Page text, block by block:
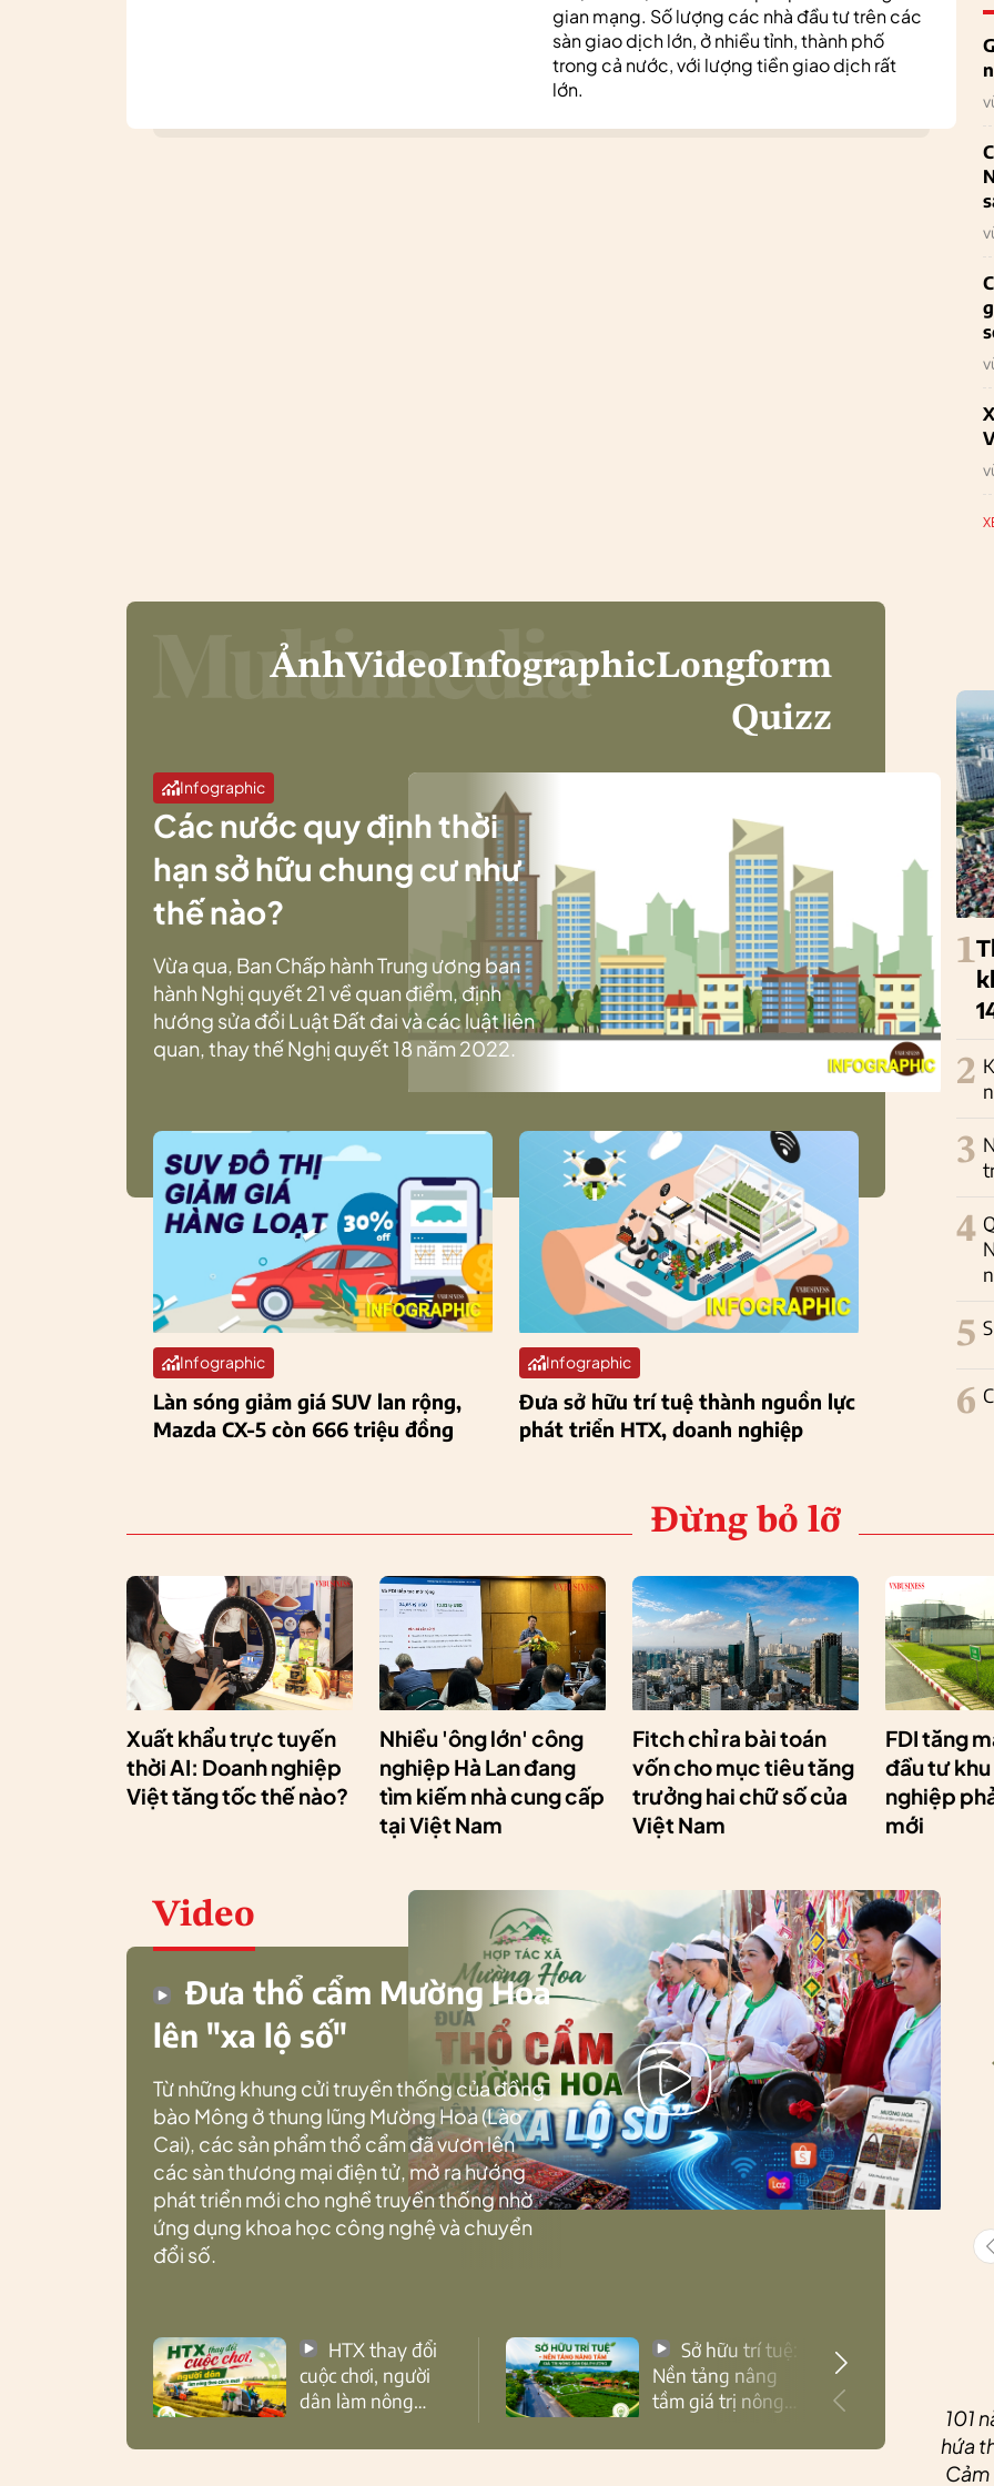
gian mạng. Số lượng các nhà đầu tư trên các
sàn giao dịch lớn, ở nhiều tỉnh, thành phố
trong cả nước, với lượng tiền giao dịch rất
lớn.
ẢnhVideoInfographicLongform
Quizz
Infographic
Các nước quy định thời
hạn sở hữu chung cư như
thế nào?
Vừa qua, Ban Chấp hành Trung ương ban
hành Nghị quyết 21 về quan điểm, định
hướng sửa đổi Luật Đất đai và các luật liên
quan, thay thế Nghị quyết 18 năm 2022.
Infographic
Làn sóng giảm giá SUV lan rộng,
Mazda CX-5 còn 666 triệu đồng
Infographic
Đưa sở hữu trí tuệ thành nguồn lực
phát triển HTX, doanh nghiệp
1
2
3
4
5
6
Đừng bỏ lỡ
Xuất khẩu trực tuyến
thời AI: Doanh nghiệp
Việt tăng tốc thế nào?
Nhiều 'ông lớn' công
nghiệp Hà Lan đang
tìm kiếm nhà cung cấp
tại Việt Nam
Fitch chỉ ra bài toán
vốn cho mục tiêu tăng
trưởng hai chữ số của
Việt Nam
FDI tăng
đầu tư
nghiệp
mới
Video
Đưa thổ cẩm Mường Hoa
lên "xa lộ số"
Từ những khung cửi truyền thống của đồng
bào Mông ở thung lũng Mường Hoa (Lào
Cai), các sản phẩm thổ cẩm đã vươn lên
các sàn thương mại điện tử, mở ra hướng
phát triển mới cho nghề truyền thống nhờ
ứng dụng khoa học công nghệ và chuyển
đổi số.
cuộc chơi, người
dân làm nông
Nền tảng nâng
tầm giá trị nông
101
hứa